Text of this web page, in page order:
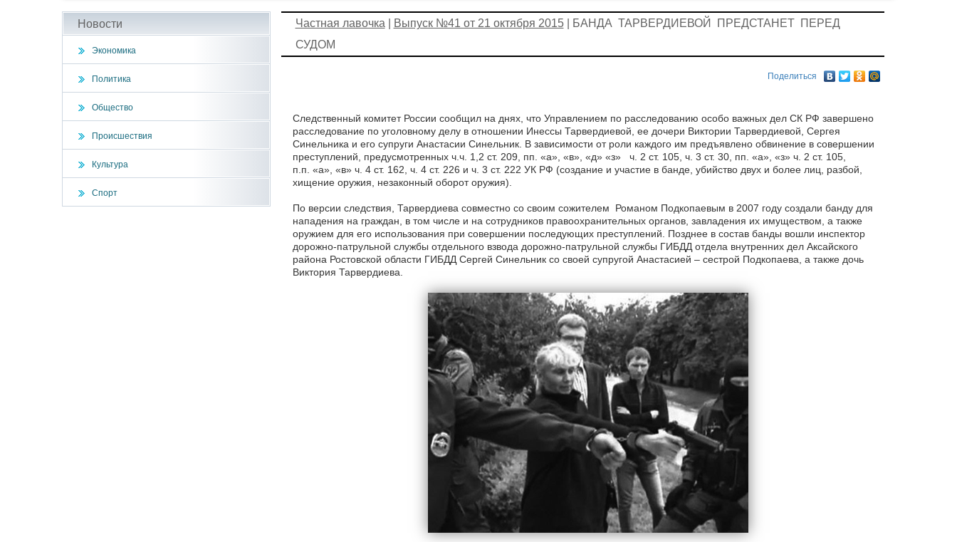
Новости
Экономика
Политика
Общество
Происшествия
Культура
Спорт
Частная лавочка Выпуск №41 от 21 октября 2015| БАНДА ТАРВЕРДИЕВОЙ ПРЕДСТАНЕТ ПЕРЕД
СУДОМ
Поделиться
Следственный комитет России сообщил на днях, что Управлением по расследованию особо важных дел СК РФ завершено
расследование по уголовному делу в отношении Инессы Тарвердиевой, ее дочери Виктории Тарвердиевой, Сергея
Синельника и его супруги Анастасии Синельник. В зависимости от роли каждого им предъявлено обвинение в совершении
преступлений, предусмотренных ч.ч. 1,2 ст. 209, пп. «а», «в», «д» «з» ч. 2 ст. 105, ч. 3 ст. 30, пп. «а», «з» ч. 2 ст. 105,
п.п. «а», «в» ч. 4 ст. 162, ч. 4 ст. 226 и ч. 3 ст. 222 УК РФ (создание и участие в банде, убийство двух и более лиц, разбой,
хищение оружия, незаконный оборот оружия).
По версии следствия, Тарвердиева совместно со своим сожителем Романом Подкопаевым в 2007 году создали банду для
нападения на граждан, в том числе и на сотрудников правоохранительных органов, завладения их имуществом, а также
оружием для его использования при совершении последующих преступлений. Позднее в состав банды вошли инспектор
дорожно-патрульной службы отдельного взвода дорожно-патрульной службы ГИБДД отдела внутренних дел Аксайского
района Ростовской области ГИБДД Сергей Синельник со своей супругой Анастасией – сестрой Подкопаева, а также дочь
Виктория Тарвердиева.